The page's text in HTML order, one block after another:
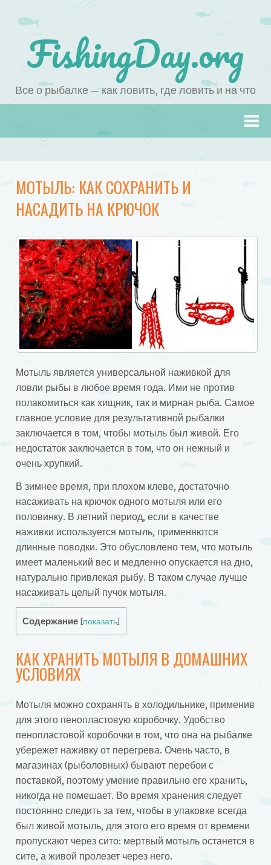
FishingDay.org
Все о рыбалке — как ловить, где ловить и на что
МОТЫЛЬ: КАК СОХРАНИТЬ И
НАСАДИТЬ НА КРЮЧОК
Мотыль является универсальной наживкой для
ловли рыбы в любое время года. Ими не против
полакомиться как хищник, так и мирная рыба. Самое
главное условие для результативной рыбалки
заключается в том, чтобы мотыль был живой. Его
недостаток заключается в том, что он нежный и
очень хрупкий.
В зимнее время, при плохом клеве, достаточно
насаживать на крючок одного мотыля или его
половинку. В летний период, если в качестве
наживки используется мотыль, применяются
длинные поводки. Это обусловлено тем, что мотыль
имеет маленький вес и медленно опускается на дно,
натурально привлекая рыбу. В таком случае лучше
насаживать целый пучок мотыля.
Содержание показать]
КАК ХРАНИТЬ МОТЫЛЯ В ДОМАШНИХ
УСЛОВИЯХ
Мотыля можно сохранять в холодильнике, применив
для этого пенопластовую коробочку. Удобство
пенопластовой коробочки в том, что она на рыбалке
убережет наживку от перегрева. Очень часто, в
магазинах (рыболовных) бывают перебои с
поставкой, поэтому умение правильно его хранить,
никогда не помешает. Во время хранения следует
постоянно следить за тем, чтобы в упаковке всегда
был живой мотыль, для этого его время от времени
пропускают через сито: мертвый мотыль останется в
сите, а живой пролезет через него.